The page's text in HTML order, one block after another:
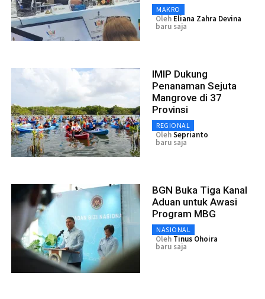
MAKRO
Oleh Eliana Zahra Devina
baru saja
IMIP Dukung
Penanaman Sejuta
Mangrove di 37
Provinsi
REGIONAL
OlehSeprianto
baru saja
BGN Buka Tiga Kanal
Aduan untuk Awasi
Program MBG
NASIONAL
Oleh Tinus Ohoira
baru saja